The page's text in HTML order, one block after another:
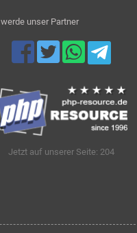
werde unser Partner
Jetzt auf unserer Seite: 204